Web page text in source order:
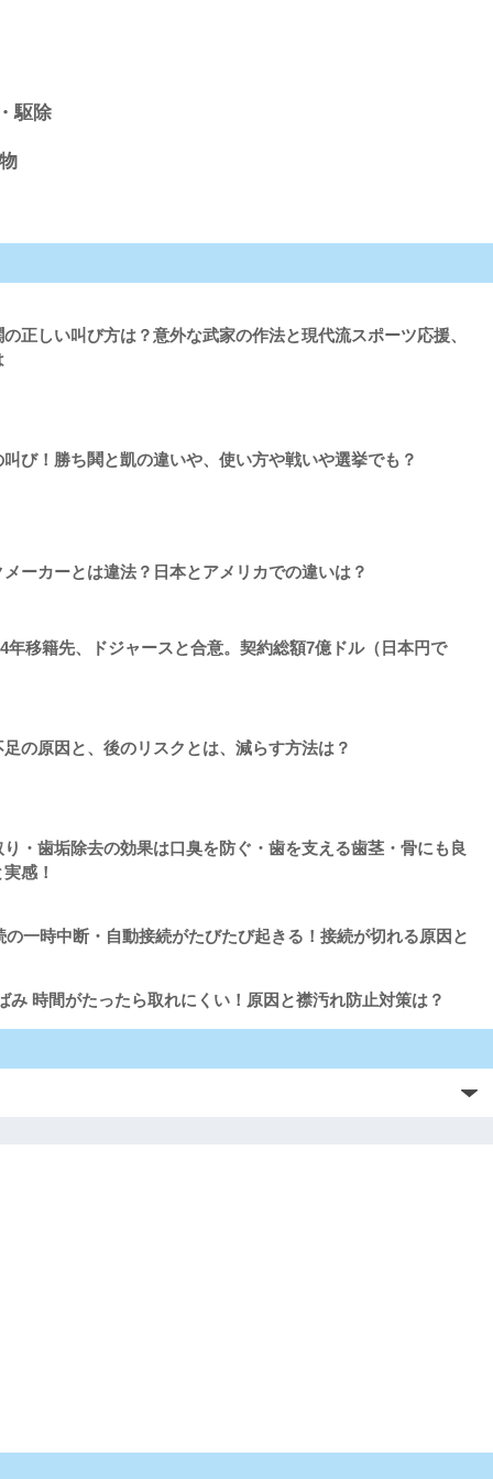
駆除
正しい叫び方は？意外な武家の作法と現代流スポーツ応援、
叫び！勝ち鬨と凱の違いや、使い方や戦いや選挙でも？
メーカーとは違法？日本とアメリカでの違いは？
年移籍先、ドジャースと合意。契約総額7億ドル（日本円で
足の原因と、後のリスクとは、減らす方法は？
り・歯垢除去の効果は口臭を防ぐ・歯を支える歯茎・骨にも良
感！
一時中断・自動接続がたびたび起きる！接続が切れる原因と
み 時間がたったら取れにくい！原因と襟汚れ防止対策は？